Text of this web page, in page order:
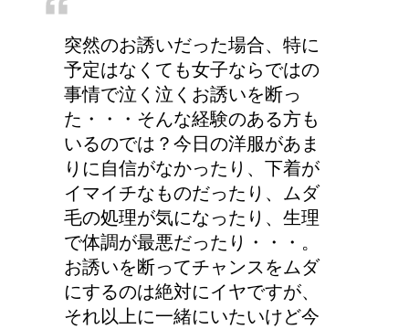
突然のお誘いだった場合、特に
予定はなくても女子ならではの
事情で泣く泣くお誘いを断っ
た・・・そんな経験のある方も
いるのでは？今日の洋服があま
りに自信がなかったり、下着が
イマイチなものだったり、ムダ
毛の処理が気になったり、生理
で体調が最悪だったり・・・。
お誘いを断ってチャンスをムダ
にするのは絶対にイヤですが、
それ以上に一緒にいたいけど今